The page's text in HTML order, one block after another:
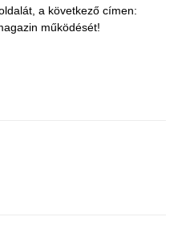
a következő címen:
működését!